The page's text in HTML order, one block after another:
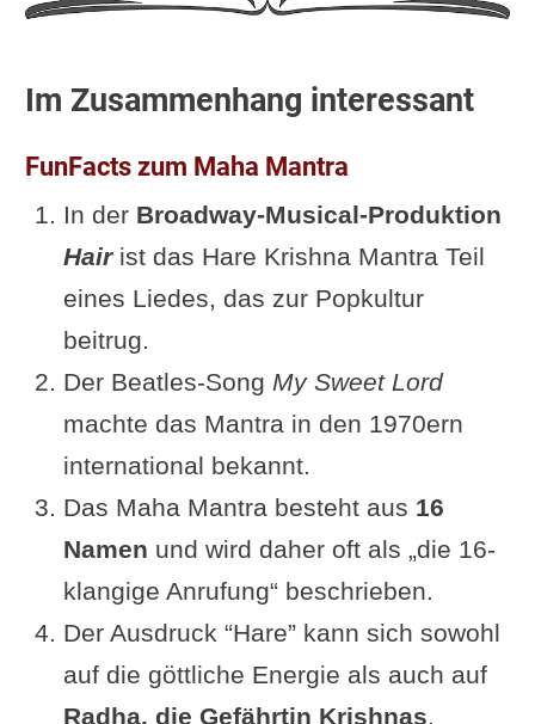
Im Zusammenhang interessant
FunFacts zum Maha Mantra
In der Broadway-Musical-Produktion
Hairist das Hare Krishna Mantra Teil
eines Liedes, das zur Popkultur
beitrug.
Der Beatles-Song My Sweet Lord
machte das Mantra in den 1970ern
international bekannt.
Das Maha Mantra besteht aus 16
Namen und wird daher oft als „die 16-
klangige Anrufung“ beschrieben.
Der Ausdruck “Hare” kann sich sowohl
auf die göttliche Energie als auch auf
Radha, die Gefährtin Krishnas